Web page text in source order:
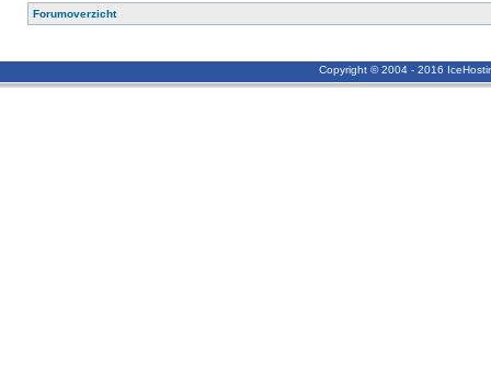
Forumoverzicht
Copyright © 2004 - 2016